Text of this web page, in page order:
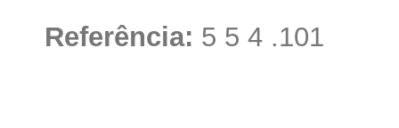
Referência: 5 5 4 .101